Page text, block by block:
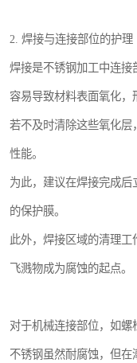
2. 焊接与连接部位的护理
焊接是不锈钢加工中连接
容易导致材料表面氧化，
若不及时清除这些氧化层
性能。
为此，建议在焊接完成
的保护膜。
此外，焊接区域的清理
飞溅物成为腐蚀的起点。
对于机械连接部位，如螺
不锈钢虽然耐腐蚀，但